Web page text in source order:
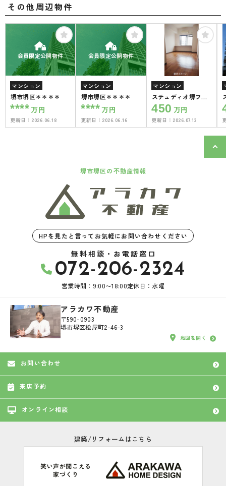
その他周辺物件
会員限定公開物件
マンション
堺市堺区＊＊＊＊
****万円
更新日： 2026.06.18
会員限定公開物件
マンション
堺市堺区＊＊＊＊
****万円
更新日： 2026.06.16
マンション
ステュディオ堺フェ
ニックス
450 万円
更新日： 2026.07.13
堺市堺区の不動産情報
HPを見たと言ってお気軽にお問い合わせください
無料相談・お電話窓口
072-206-2324
営業時間：9:00〜18:00定休日：水曜
アラカワ不動産
〒590-0903
堺市堺区松屋町2-46-3
地図を開く
お問い合わせ
来店予約
オンライン相談
建築/リフォームはこちら